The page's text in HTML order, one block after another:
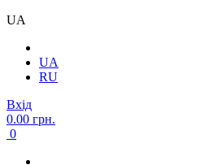
UA
UA
RU
Вхід
0.00 грн.
0